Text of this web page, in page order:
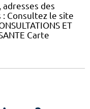
des
Consultez le site
ET
Carte